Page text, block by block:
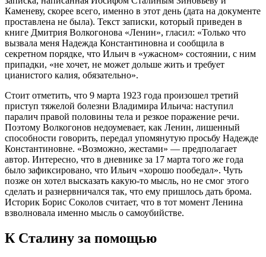
Каменеву, скорее всего, именно в этот день (дата на документе
проставлена не была). Текст записки, который приведен в
книге Дмитрия Волкогонова «Ленин», гласил: «Только что
вызвала меня Надежда Константиновна и сообщила в
секретном порядке, что Ильич в «ужасном» состоянии, с ним
припадки, «не хочет, не может дольше жить и требует
цианистого калия, обязательно».
Стоит отметить, что 9 марта 1923 года произошел третий
приступ тяжелой болезни Владимира Ильича: наступил
паралич правой половины тела и резкое поражение речи.
Поэтому Волкогонов недоумевает, как Ленин, лишенный
способности говорить, передал упомянутую просьбу Надежде
Константиновне. «Возможно, жестами» — предполагает
автор. Интересно, что в дневнике за 17 марта того же года
было зафиксировано, что Ильич «хорошо пообедал». Чуть
позже он хотел высказать какую-то мысль, но не смог этого
сделать и разнервничался так, что ему пришлось дать брома.
Историк Борис Соколов считает, что в тот момент Ленина
взволновала именно мысль о самоубийстве.
К Сталину за помощью